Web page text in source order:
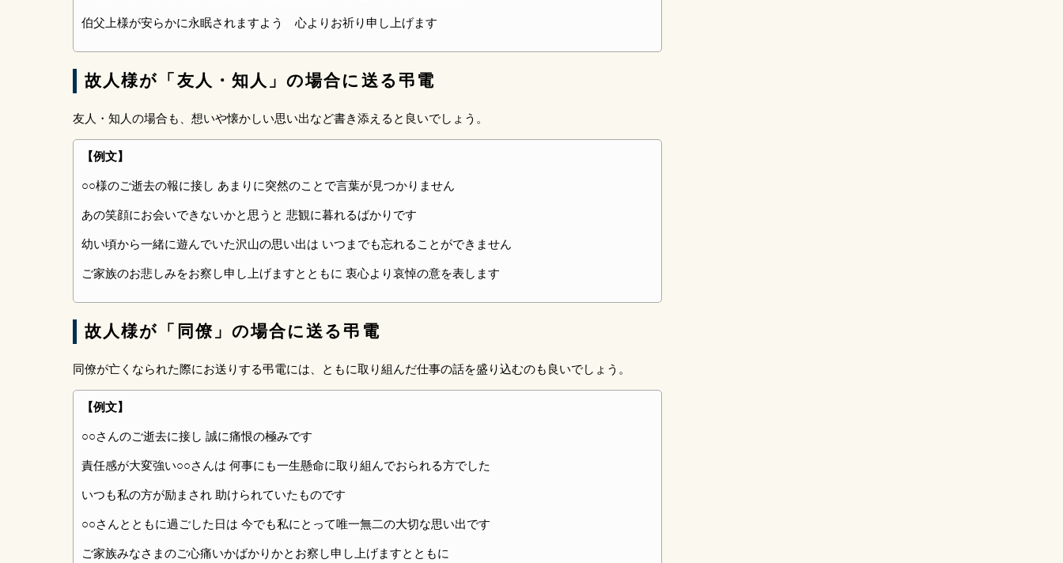
伯父上様が安らかに永眠されますよう 心よりお祈り申し上げます
故人様が「友人・知人」の場合に送る弔電
友人・知人の場合も、想いや懐かしい思い出など書き添えると良いでしょう。
【例文】
○○様のご逝去の報に接し あまりに突然のことで言葉が見つかりません
あの笑顔にお会いできないかと思うと 悲観に暮れるばかりです
幼い頃から一緒に遊んでいた沢山の思い出は いつまでも忘れることができません
ご家族のお悲しみをお察し申し上げますとともに 衷心より哀悼の意を表します
故人様が「同僚」の場合に送る弔電
同僚が亡くなられた際にお送りする弔電には、ともに取り組んだ仕事の話を盛り込むのも良いでしょう。
【例文】
○○さんのご逝去に接し 誠に痛恨の極みです
責任感が大変強い○○さんは 何事にも一生懸命に取り組んでおられる方でした
いつも私の方が励まされ 助けられていたものです
○○さんとともに過ごした日は 今でも私にとって唯一無二の大切な思い出です
ご家族みなさまのご心痛いかばかりかとお察し申し上げますとともに